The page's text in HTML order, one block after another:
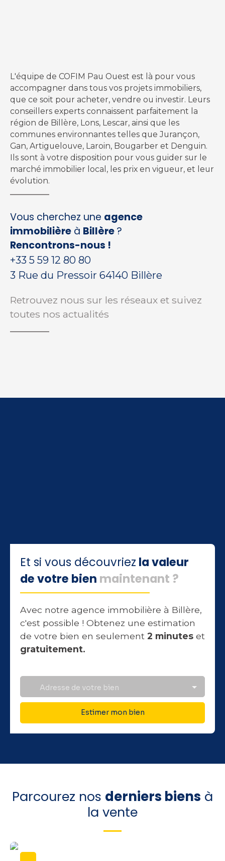
L'équipe de COFIM Pau Ouest est là pour vous
accompagner dans tous vos projets immobiliers,
que ce soit pour acheter, vendre ou investir. Leurs
conseillers experts connaissent parfaitement la
région de Billère, Lons, Lescar, ainsi que les
communes environnantes telles que Jurançon,
Gan, Artiguelouve, Laroin, Bougarber et Denguin.
Ils sont à votre disposition pour vous guider sur le
marché immobilier local, les prix en vigueur, et leur
évolution.
Vous cherchez une agence
immobilière à Billère?
Rencontrons-nous !
+33 5 59 12 80 80
3 Rue du Pressoir 64140 Billère
Retrouvez nous sur les réseaux et suivez
toutes nos actualités
Et si vous découvriez la valeur
de votre bien maintenant ?
Avec notre agence immobilière à Billère,
c'est possible ! Obtenez une estimation
de votre bien en seulement 2 minutes et
gratuitement.
Adresse de votre bien
Estimer mon bien
Parcourez nos derniers biens à
la vente